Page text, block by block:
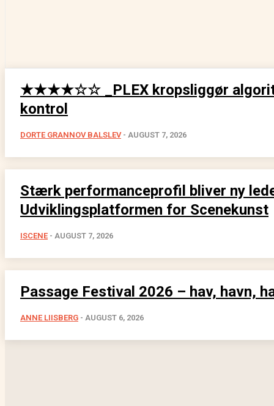
★★★★☆☆ _PLEX kropsliggør
kontrol
DORTE GRANNOV BALSLEV - AUGUST 7, 2026
Stærk performanceprofil bliver ny
Udviklingsplatformen for Scenekunst
ISCENE - AUGUST 7, 2026
Passage Festival 2026 – hav, havn,
ANNE LIISBERG - AUGUST 6, 2026